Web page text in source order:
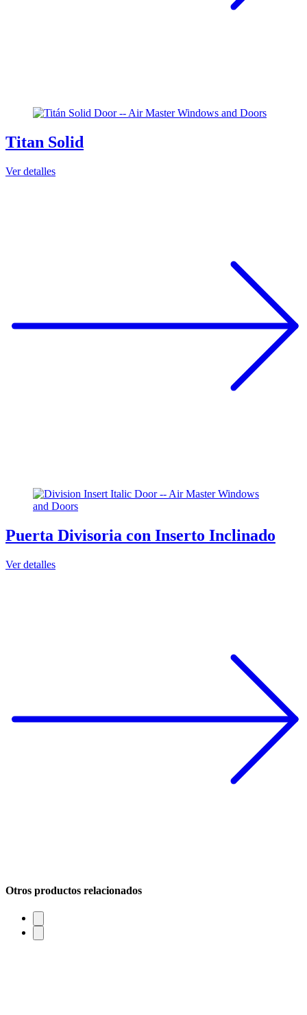
Titan Solid
Ver detalles
Puerta Divisoria con Inserto Inclinado
Ver detalles
Otros productos relacionados